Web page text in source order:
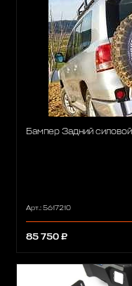
Бампер Задний
Арт.: 5617210
85 750 ₽